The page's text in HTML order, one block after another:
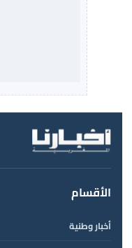
الأقسام
أخبار وطنية